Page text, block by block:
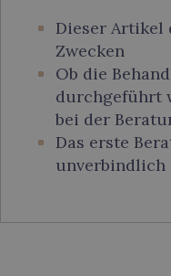
Dieser
Zwecken
Ob die
durchgeführt
bei der
Das erste
unverbindlich